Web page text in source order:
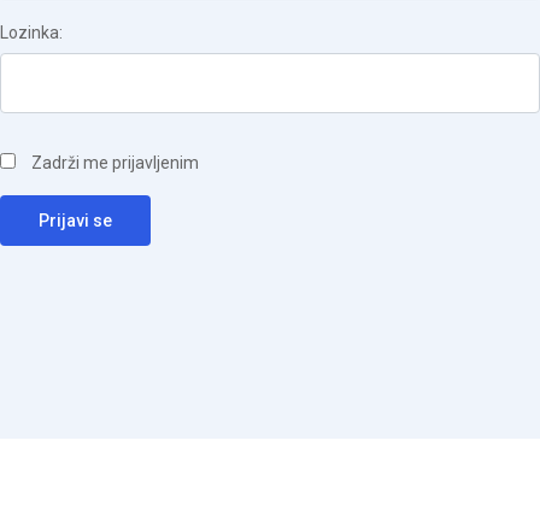
Lozinka:
Zadrži me prijavljenim
Prijavi se